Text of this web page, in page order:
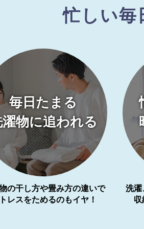
忙しい毎
毎日たまる
物に追われる
の干し方や畳み方の違いで
レスをためるのもイヤ！
洗濯
収